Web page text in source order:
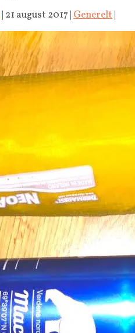
| 21 august 2017| Generelt |